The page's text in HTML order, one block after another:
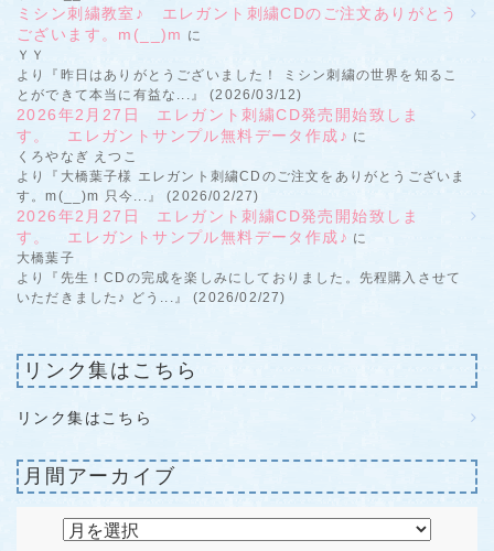
ミシン刺繍教室♪ エレガント刺繍CDのご注文ありがとう
ございます。m(__)m に
ＹＹ
より『昨日はありがとうございました！ ミシン刺繍の世界を知るこ
とができて本当に有益な...』 (2026/03/12)
2026年2月27日 エレガント刺繍CD発売開始致しま
す。 エレガントサンプル無料データ作成♪ に
くろやなぎ えつこ
より『大橋葉子様 エレガント刺繍CDのご注文をありがとうございま
す。m(__)m 只今...』 (2026/02/27)
2026年2月27日 エレガント刺繍CD発売開始致しま
す。 エレガントサンプル無料データ作成♪ に
大橋葉子
より『先生！CDの完成を楽しみにしておりました。先程購入させて
いただきました♪ どう...』 (2026/02/27)
リンク集はこちら
リンク集はこちら
月間アーカイブ